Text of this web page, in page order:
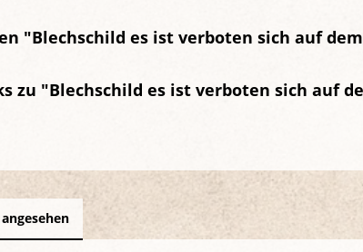
"Blechschild es ist verboten sich auf
zu "Blechschild es ist verboten sich auf